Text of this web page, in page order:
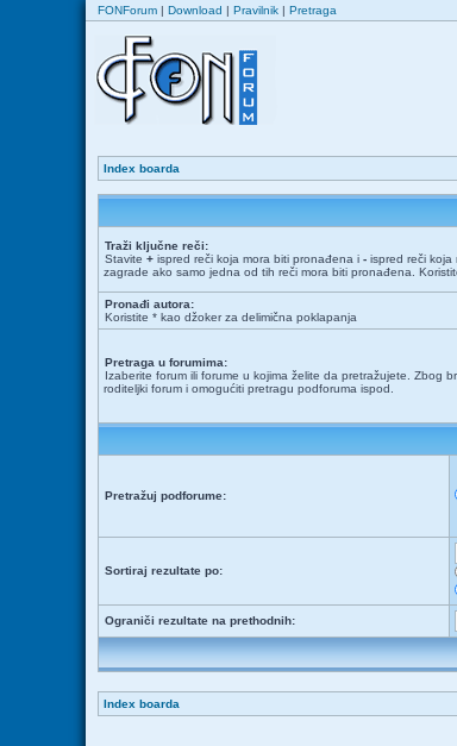
FONForum | Download | Pravilnik | Pretraga
Index boarda
Traži ključne reči:
Stavite + ispred reči koja mora biti pronađena i - ispred reči koja
zagrade ako samo jedna od tih reči mora biti pronađena.
Pronađi autora:
Koristite * kao džoker za delimična poklapanja
Pretraga u forumima:
Izaberite forum ili forume u kojima želite da pretražujete. Zbog
roditeljki forum i omogućiti pretragu podforuma ispod.
Pretražuj podforume:
Sortiraj rezultate po:
Ograniči rezultate na prethodnih:
Index boarda